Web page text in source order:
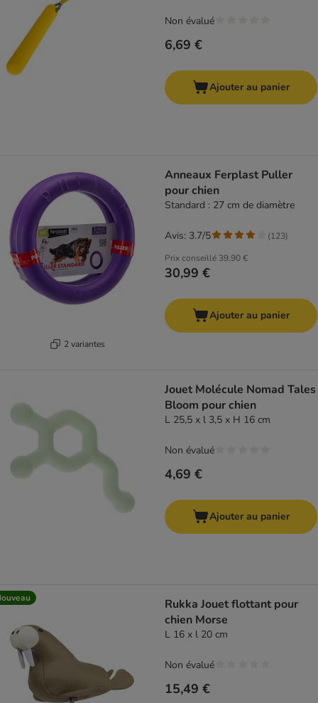
6,69 €
Non évalué
Ajouter au panier
2 variantes
Anneaux Ferplast Puller
pour chien
Standard : 27 cm de diamètre
Prix conseillé 39,90 €
30,99 €
Avis: 3.7/5 (123)
Ajouter au panier
Jouet Molécule Nomad Tales
Bloom pour chien
L 25,5 x l 3,5 x H 16 cm
4,69 €
Non évalué
Ajouter au panier
Rukka Jouet flottant pour
chien Morse
L 16 x l 20 cm
15,49 €
Non évalué